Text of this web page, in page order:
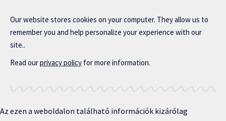
Our website stores cookies on your computer. They allow us to
remember you and help personalize your experience with our
site..
Read ourprivacy policy for more information.
Az ezen a weboldalon található információk kizárólag